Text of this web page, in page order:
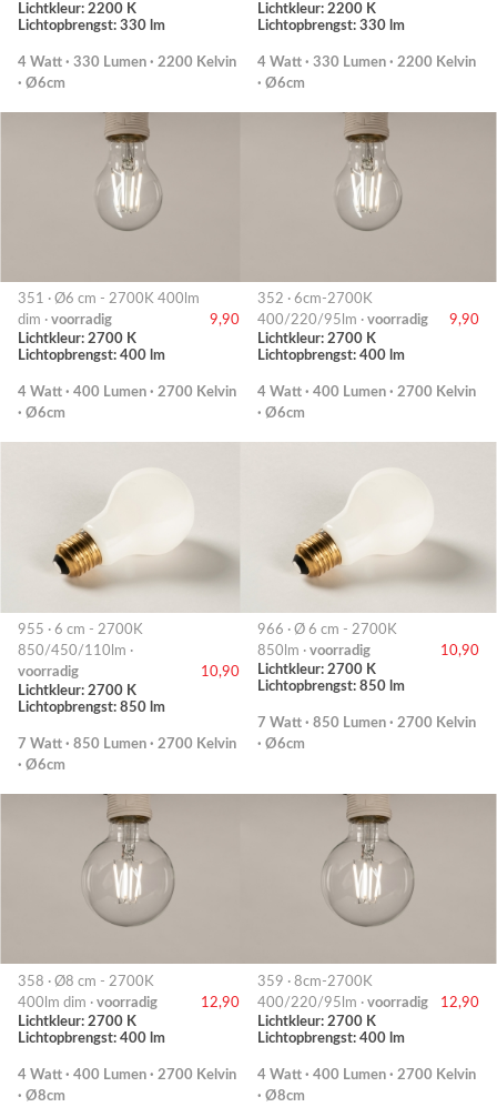
Lichtkleur: 2200 K
Lichtopbrengst: 330 lm
4 Watt · 330 Lumen · 2200 Kelvin
· Ø6cm
Lichtkleur: 2200 K
Lichtopbrengst: 330 lm
4 Watt · 330 Lumen · 2200 Kelvin
· Ø6cm
351 · Ø6 cm - 2700K 400lm
dim · voorradig
9,90
Lichtkleur: 2700 K
Lichtopbrengst: 400 lm
4 Watt · 400 Lumen · 2700 Kelvin
· Ø6cm
352 · 6cm-2700K
400/220/95lm · voorradig
9,90
Lichtkleur: 2700 K
Lichtopbrengst: 400 lm
4 Watt · 400 Lumen · 2700 Kelvin
· Ø6cm
955 · 6 cm - 2700K
850/450/110lm ·
voorradig
10,90
Lichtkleur: 2700 K
Lichtopbrengst: 850 lm
7 Watt · 850 Lumen · 2700 Kelvin
· Ø6cm
966 · Ø 6 cm - 2700K
850lm · voorradig
10,90
Lichtkleur: 2700 K
Lichtopbrengst: 850 lm
7 Watt · 850 Lumen · 2700 Kelvin
· Ø6cm
358 · Ø8 cm - 2700K
400lm dim · voorradig
12,90
Lichtkleur: 2700 K
Lichtopbrengst: 400 lm
4 Watt · 400 Lumen · 2700 Kelvin
· Ø8cm
359 · 8cm-2700K
400/220/95lm · voorradig
12,90
Lichtkleur: 2700 K
Lichtopbrengst: 400 lm
4 Watt · 400 Lumen · 2700 Kelvin
· Ø8cm